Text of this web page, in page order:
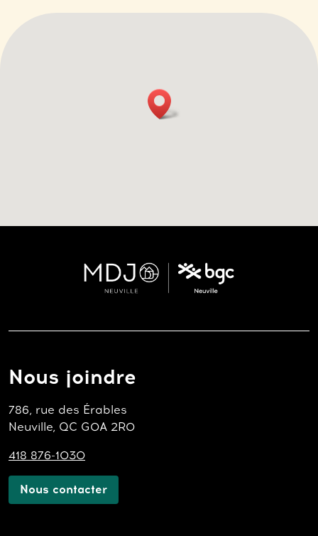
Nous joindre
786, rue des Érables
Neuville, QC G0A 2R0
418 876-1030
Nous contacter